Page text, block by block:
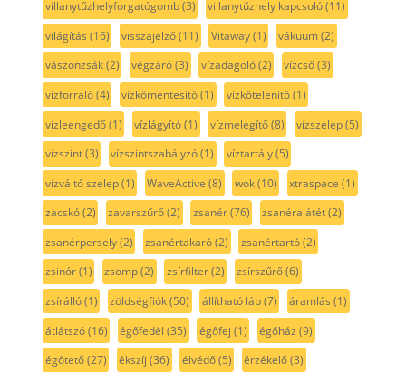
villanytűzhelyforgatógomb(3) villanytűzhely kapcsoló(11)
világítás (16) visszajelző(11) Vitaway(1) vákuum(2)
vászonzsák(2) végzáró(3) vízadagoló(2) vízcső(3)
vízforraló(4) vízkőmentesítő(1) vízkőtelenítő(1)
vízleengedő(1) vízlágyító(1) vízmelegítő(8) vízszelep(5)
vízszint(3) vízszintszabályzó(1) víztartály(5)
vízváltó szelep(1) WaveActive (8) wok(10) xtraspace (1)
zacskó(2) zavarszűrő(2) zsanér(76) zsanéralátét(2)
zsanérpersely(2) zsanértakaró(2) zsanértartó(2)
zsinór(1) zsomp(2) zsírfilter(2) zsírszűrő(6)
zsírálló(1) zöldségfiók(50) állítható láb(7) áramlás (1)
átlátszó(16) égőfedél (35) égőfej (1) égőház (9)
égőtető(27) ékszíj (36) élvédő(5) érzékelő(3)